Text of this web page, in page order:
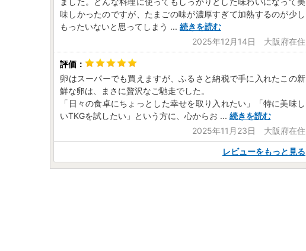
味しかったのですが、たまごの味が濃厚すぎて加熱するのが少し
もったいないと思ってしまう ... 続きを読む
2025年12月14日 大阪府在住
​卵はスーパーでも買えますが、ふるさと納税で手に入れたこの新
鮮な卵は、まさに贅沢なご馳走でした。
​「日々の食卓にちょっとした幸せを取り入れたい」「特に美味し
いTKGを試したい」という方に、心からお ... 続きを読む
2025年11月23日 大阪府在住
レビューをもっと見る